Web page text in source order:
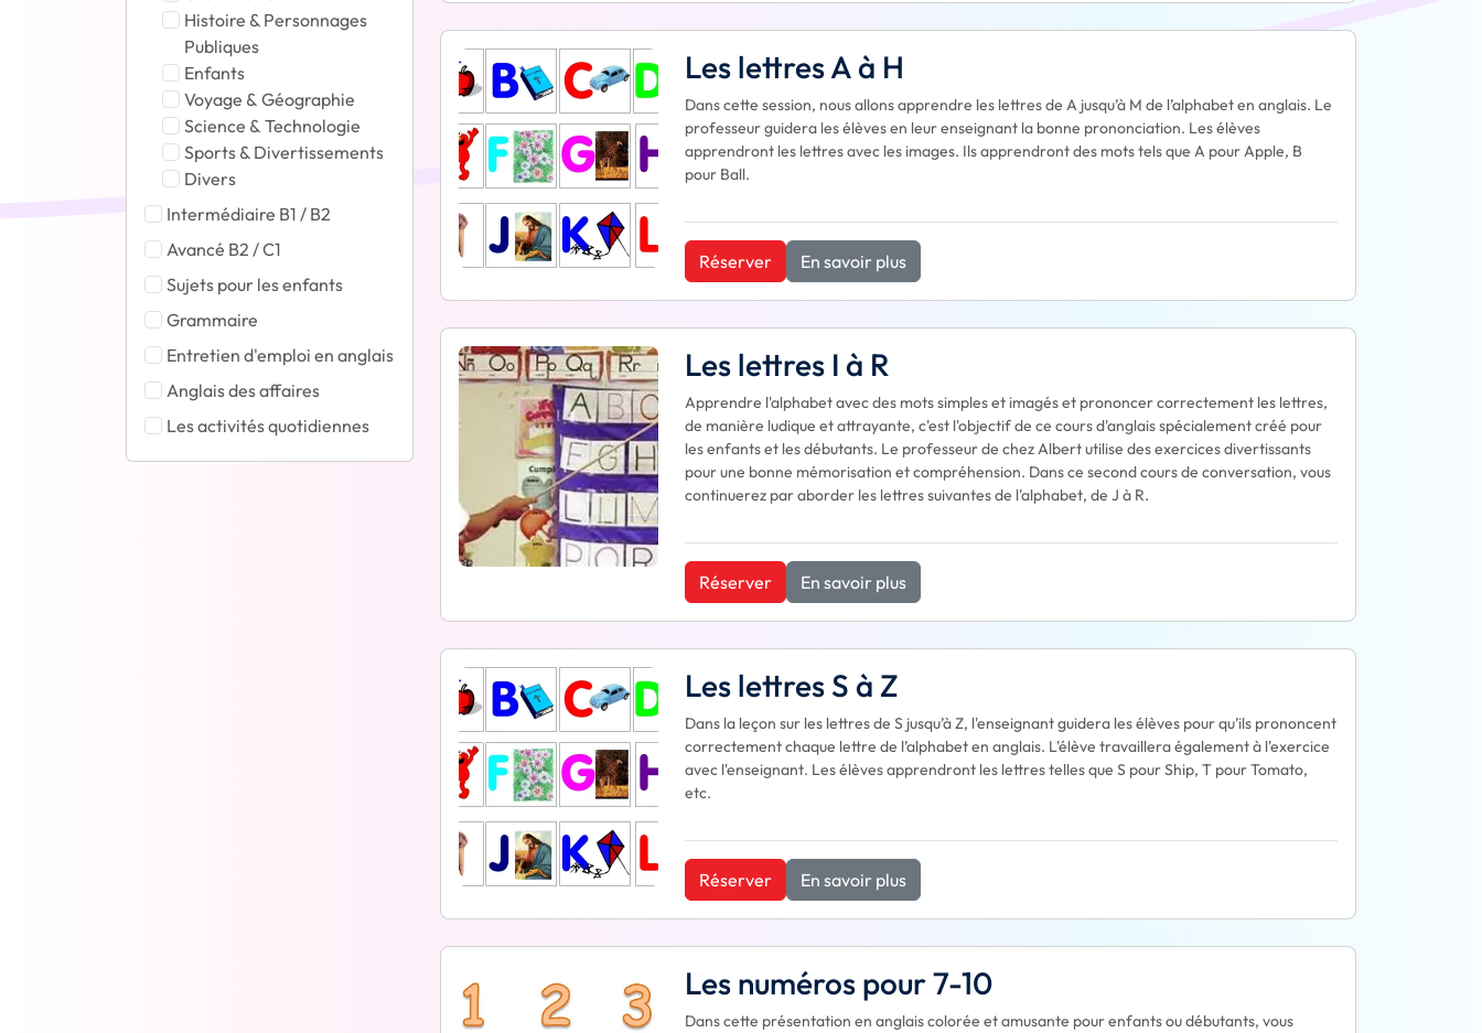
Histoire & Personnages
Publiques
Enfants
Voyage & Géographie
Science & Technologie
Sports & Divertissements
Divers
Intermédiaire B1 / B2
Avancé B2 / C1
Sujets pour les enfants
Grammaire
Entretien d'emploi en anglais
Anglais des affaires
Les activités quotidiennes
Les lettres A à H
Dans cette session, nous allons apprendre les lettres de A jusqu’à M de l’alphabet en anglais. Le
professeur guidera les élèves en leur enseignant la bonne prononciation. Les élèves
apprendront les lettres avec les images. Ils apprendront des mots tels que A pour Apple, B
pour Ball.
Réserver En savoir plus
Les lettres I à R
Apprendre l'alphabet avec des mots simples et imagés et prononcer correctement les lettres,
de manière ludique et attrayante, c'est l'objectif de ce cours d'anglais spécialement créé pour
les enfants et les débutants. Le professeur de chez Albert utilise des exercices divertissants
pour une bonne mémorisation et compréhension. Dans ce second cours de conversation, vous
continuerez par aborder les lettres suivantes de l'alphabet, de J à R.
Réserver En savoir plus
Les lettres S à Z
Dans la leçon sur les lettres de S jusqu’à Z, l'enseignant guidera les élèves pour qu’ils prononcent
correctement chaque lettre de l’alphabet en anglais. L'élève travaillera également à l'exercice
avec l'enseignant. Les élèves apprendront les lettres telles que S pour Ship, T pour Tomato,
etc.
Réserver En savoir plus
Les numéros pour 7-10
Dans cette présentation en anglais colorée et amusante pour enfants ou débutants, vous